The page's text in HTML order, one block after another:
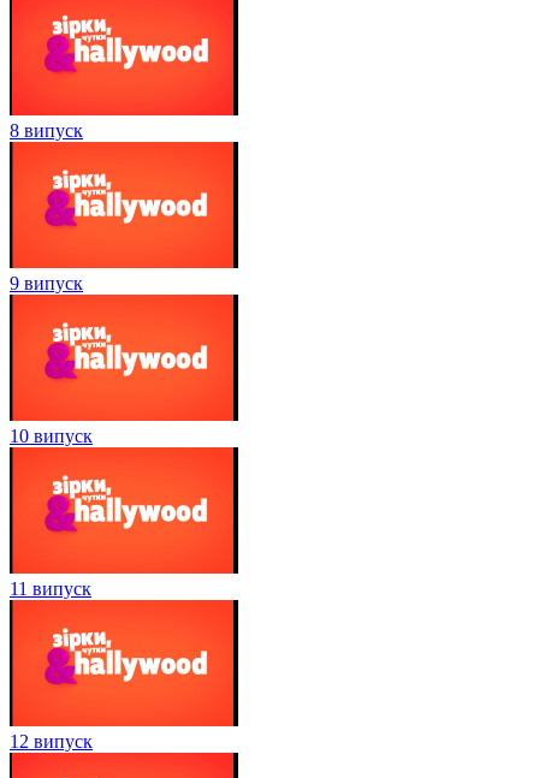
8 випуск
9 випуск
10 випуск
11 випуск
12 випуск